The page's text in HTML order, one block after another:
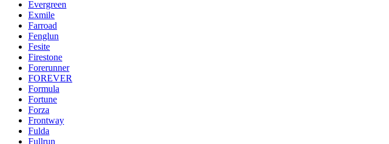
Evergreen
Exmile
Farroad
Fenglun
Fesite
Firestone
Forerunner
FOREVER
Formula
Fortune
Forza
Frontway
Fulda
Fullrun